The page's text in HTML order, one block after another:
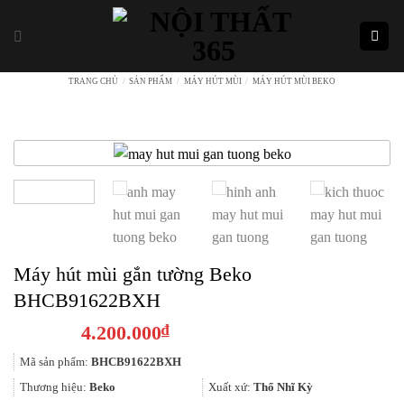
TRANG CHỦ / SẢN PHẨM / MÁY HÚT MÙI / MÁY HÚT MÙI BEKO
Máy hút mùi gắn tường Beko
BHCB91622BXH
4.200.000₫
Mã sản phẩm: BHCB91622BXH
Thương hiệu: Beko Xuất xứ: Thổ Nhĩ Kỳ